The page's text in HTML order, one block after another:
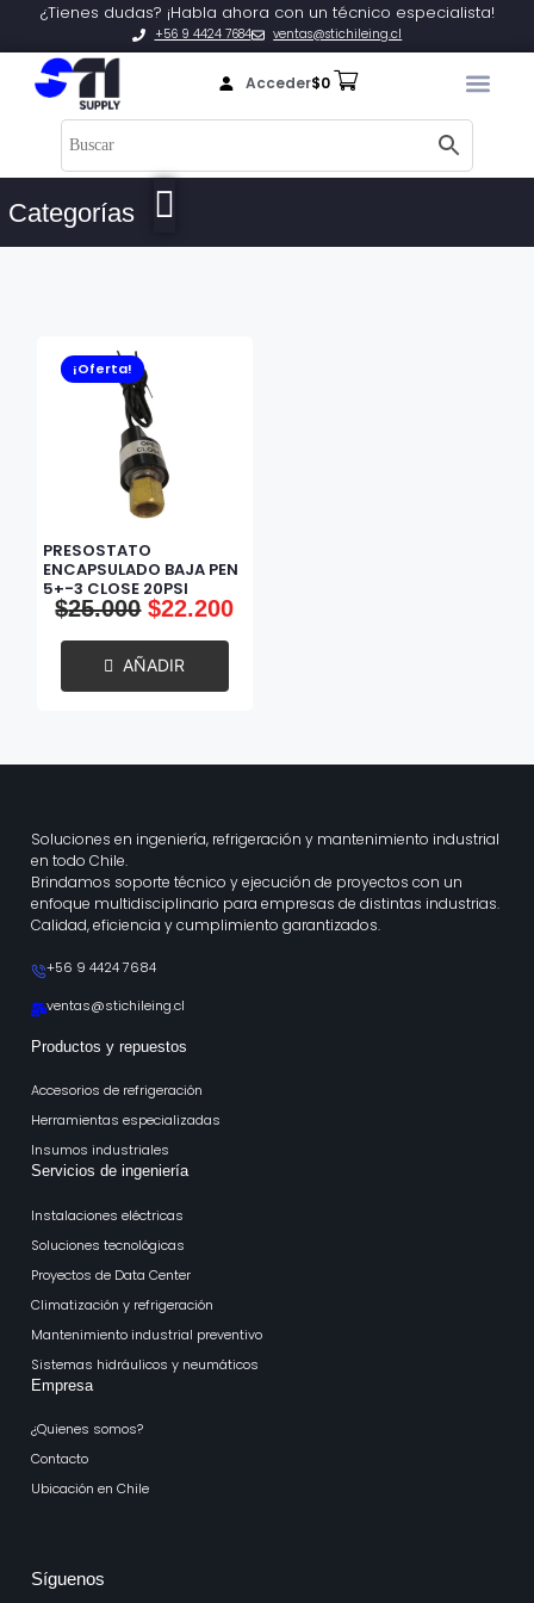
¿Tienes dudas? ¡Habla ahora con un técnico especialista!
+56 9 4424 7684 ventas@stichileing.cl
Acceder$0
Categorías
PRESOSTATO
ENCAPSULADO BAJA PEN
5+-3 CLOSE 20PSI
TOL:+-5PSI
¡Oferta!
$25.000 $22.200
AÑADIR
Soluciones en ingeniería, refrigeración y mantenimiento industrial
en todo Chile.
Brindamos soporte técnico y ejecución de proyectos con un
enfoque multidisciplinario para empresas de distintas industrias.
Calidad, eficiencia y cumplimiento garantizados.
+56 9 4424 7684
ventas@stichileing.cl
Productos y repuestos
Accesorios de refrigeración
Herramientas especializadas
Insumos industriales
Servicios de ingeniería
Instalaciones eléctricas
Soluciones tecnológicas
Proyectos de Data Center
Climatización y refrigeración
Mantenimiento industrial preventivo
Sistemas hidráulicos y neumáticos
Empresa
¿Quienes somos?
Contacto
Ubicación en Chile
Síguenos